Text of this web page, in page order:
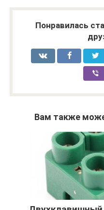
Понравилась
Вам также